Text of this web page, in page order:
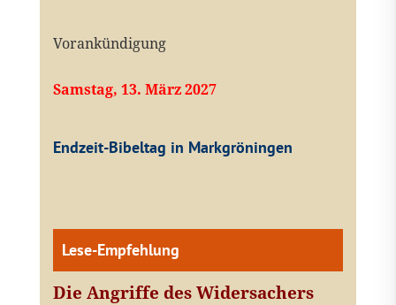
Vorankündigung
Samstag, 13. März 2027
Endzeit-Bibeltag in Markgröningen
Lese-Empfehlung
Die Angriffe des Widersachers